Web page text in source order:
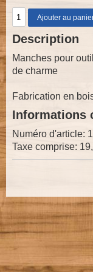
Description
Manches pour
de charme
Fabrication en
Informations
Numéro d'article:
Taxe comprise: